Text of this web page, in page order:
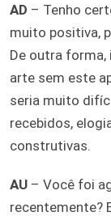
AD – Tenho
muito positiva,
De outra forma,
arte sem este
seria muito
recebidos,
construtivas.
AU – Você foi
recentemente?